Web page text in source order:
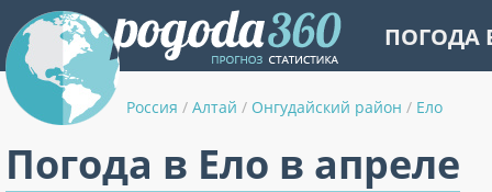
ПОГОДА
Россия / Алтай / Онгудайский район / Ело
Погода в Ело в апреле